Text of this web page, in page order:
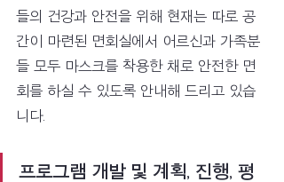
들의 건강과 안전을 위해 현재는 따로 공
간이 마련된 면회실에서 어르신과 가족분
들 모두 마스크를 착용한 채로 안전한 면
회를 하실 수 있도록 안내해 드리고 있습
니다.
프로그램 개발 및 계획, 진행, 평